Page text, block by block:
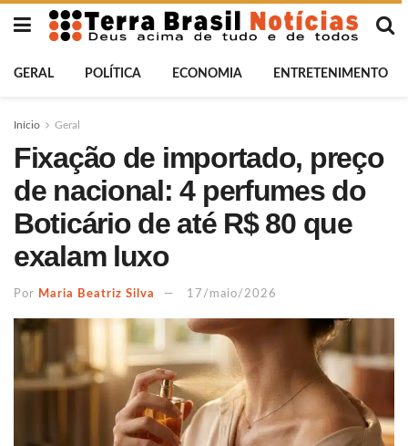
GERAL POLÍTICA ECONOMIA ENTRETENIMENTO
Início Geral
Fixação de importado, preço
de nacional: 4 perfumes do
Boticário de até R$ 80 que
exalam luxo
Por Maria Beatriz Silva 17/maio/2026